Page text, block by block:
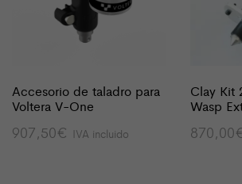
Accesorio de taladro para
Voltera V-One
907,50€ IVA incluido
Clay Kit
Wasp
870,00